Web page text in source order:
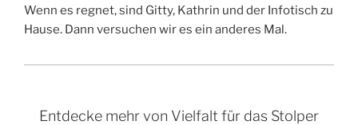
Wenn es regnet, sind Gitty, Kathrin und der Infotisch zu
Hause. Dann versuchen wir es ein anderes Mal.
Entdecke mehr von Vielfalt für das Stolper